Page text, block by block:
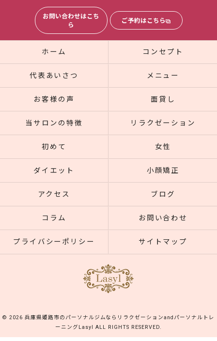
お問い合わせはこち
ら
ご予約はこちら
ホーム コンセプト
代表あいさつ メニュー
お客様の声 面貸し
当サロンの特徴 リラクゼーション
初めて 女性
ダイエット 小顔矯正
アクセス ブログ
コラム お問い合わせ
プライバシーポリシー サイトマップ
© 2026 兵庫県姫路市のパーソナルジムならリラクゼーションandパーソナルトレ
ーニングLasyl ALL RIGHTS RESERVED.